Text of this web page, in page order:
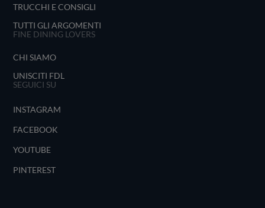
TRUCCHI E CONSIGLI
TUTTI GLI ARGOMENTI
FINE DINING LOVERS
CHI SIAMO
UNISCITI FDL
SEGUICI SU
INSTAGRAM
FACEBOOK
YOUTUBE
PINTEREST